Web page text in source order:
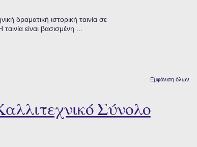
δραματική ιστορική ταινία σε
είναι βασισμένη ...
Εμφάνιση όλων
Σύνολο